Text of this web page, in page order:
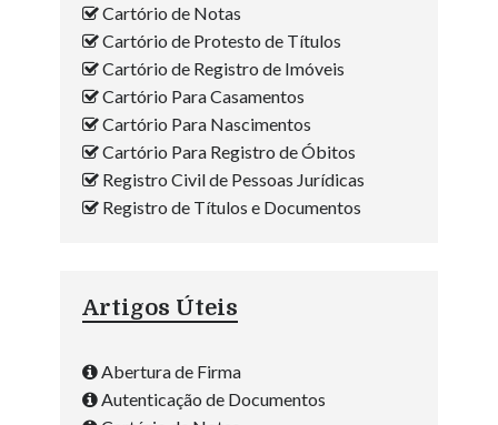
Cartório de Notas
Cartório de Protesto de Títulos
Cartório de Registro de Imóveis
Cartório Para Casamentos
Cartório Para Nascimentos
Cartório Para Registro de Óbitos
Registro Civil de Pessoas Jurídicas
Registro de Títulos e Documentos
Artigos Úteis
Abertura de Firma
Autenticação de Documentos